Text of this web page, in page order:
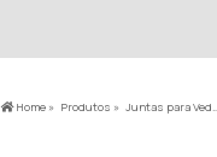
Home » Produtos » Juntas